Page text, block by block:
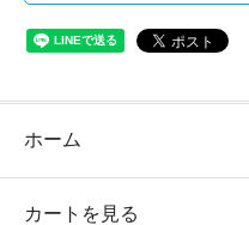
ホーム
カートを見る